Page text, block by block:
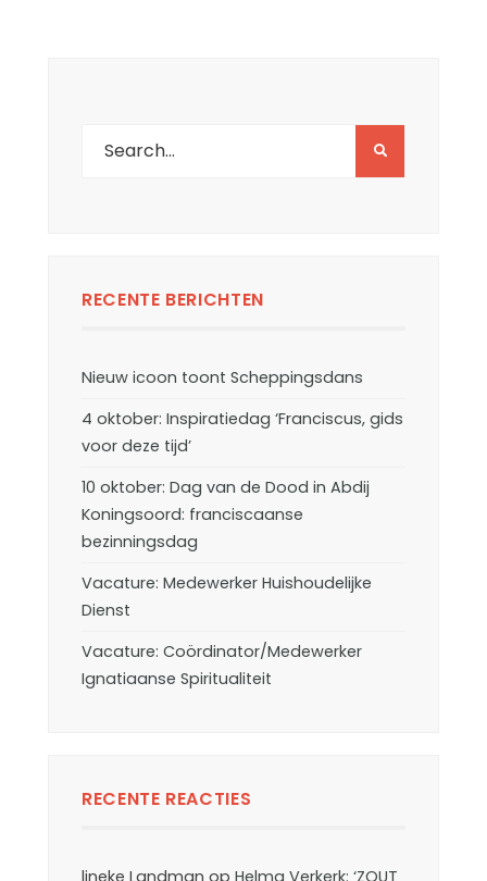
RECENTE BERICHTEN
Nieuw icoon toont Scheppingsdans
4 oktober: Inspiratiedag ‘Franciscus, gids
voor deze tijd’
10 oktober: Dag van de Dood in Abdij
Koningsoord: franciscaanse
bezinningsdag
Vacature: Medewerker Huishoudelijke
Dienst
Vacature: Coördinator/Medewerker
Ignatiaanse Spiritualiteit
RECENTE REACTIES
lineke Landman op Helma Verkerk: ‘ZOUT